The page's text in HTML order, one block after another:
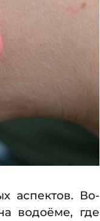
аспектов. Во-
водоёме, где